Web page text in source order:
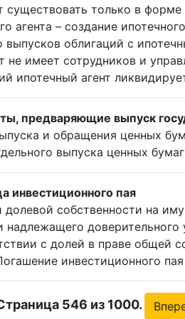
существовать только в
агента – создание
выпусков облигаций с
не имеет сотрудников и
ипотечный агент
предваряющие выпуск
и обращения ценных
выпуска ценных бумаг
инвестиционного пая
собственности на
с долей в праве общей
инвестиционного
546 из 1000.